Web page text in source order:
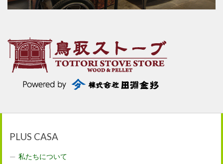
PLUS CASA
私たちについて